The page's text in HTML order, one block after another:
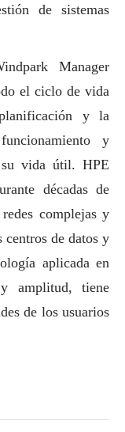
de sistemas
Manager
el ciclo de vida
y la
y
vida útil. HPE
décadas de
complejas y
centros de datos y
aplicada en
amplitud, tiene
de los usuarios